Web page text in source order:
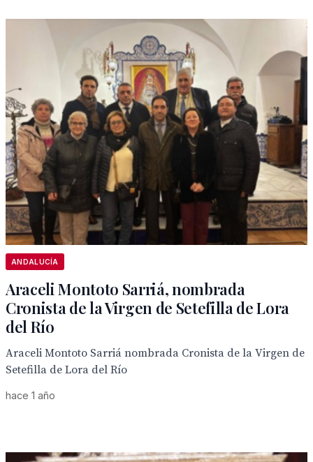
ANDALUCÍA
Araceli Montoto Sarriá, nombrada
Cronista de la Virgen de Setefilla de Lora
del Río
Araceli Montoto Sarriá nombrada Cronista de la Virgen de
Setefilla de Lora del Río
hace 1 año